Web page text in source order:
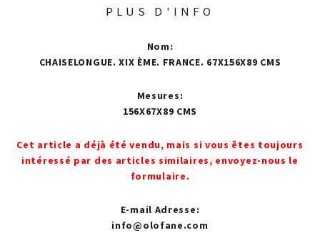
PLUS D'INFO
Nom:
CHAISELONGUE. XIX ÈME. FRANCE. 67X156X89 CMS
Mesures:
156X67X89 CMS
Cet article a déjà été vendu, mais si vous êtes toujours
intéressé par des articles similaires, envoyez-nous le
formulaire.
E-mail Adresse:
info@olofane.com